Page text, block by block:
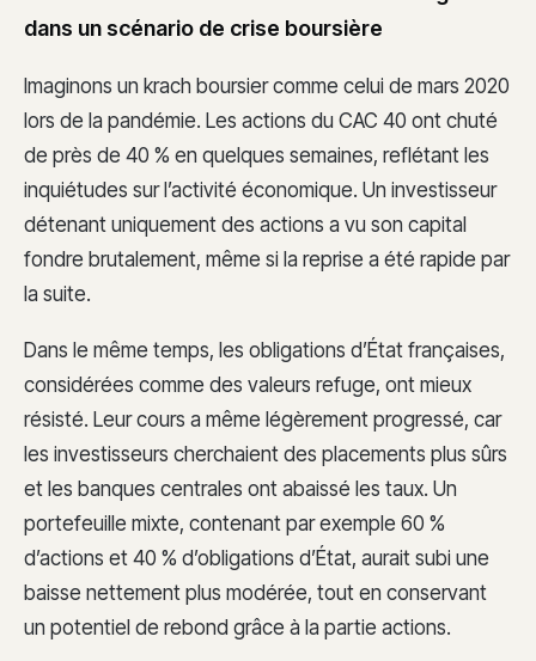
dans un scénario de crise boursière
Imaginons un krach boursier comme celui de mars 2020
lors de la pandémie. Les actions du CAC 40 ont chuté
de près de 40 % en quelques semaines, reflétant les
inquiétudes sur l’activité économique. Un investisseur
détenant uniquement des actions a vu son capital
fondre brutalement, même si la reprise a été rapide par
la suite.
Dans le même temps, les obligations d’État françaises,
considérées comme des valeurs refuge, ont mieux
résisté. Leur cours a même légèrement progressé, car
les investisseurs cherchaient des placements plus sûrs
et les banques centrales ont abaissé les taux. Un
portefeuille mixte, contenant par exemple 60 %
d’actions et 40 % d’obligations d’État, aurait subi une
baisse nettement plus modérée, tout en conservant
un potentiel de rebond grâce à la partie actions.